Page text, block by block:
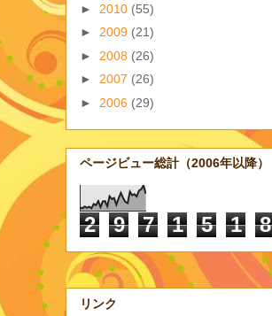
► 2010 (55)
► 2009 (21)
► 2008 (26)
► 2007 (26)
► 2006 (29)
ページビュー総計（2006年以降）
2 9 7 1 5 1 8
リンク